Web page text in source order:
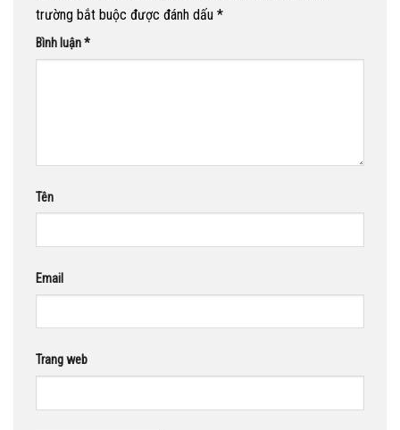
trường bắt buộc được đánh dấu *
Bình luận*
Tên
Email
Trang web